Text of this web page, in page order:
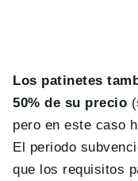
Los patinetes
50% de su precio
pero en este caso
El periodo
que los requisitos